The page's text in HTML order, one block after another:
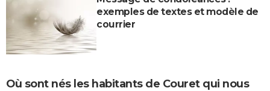
exemples de textes et modèle de
courrier
Où sont nés les habitants de Couret qui nous